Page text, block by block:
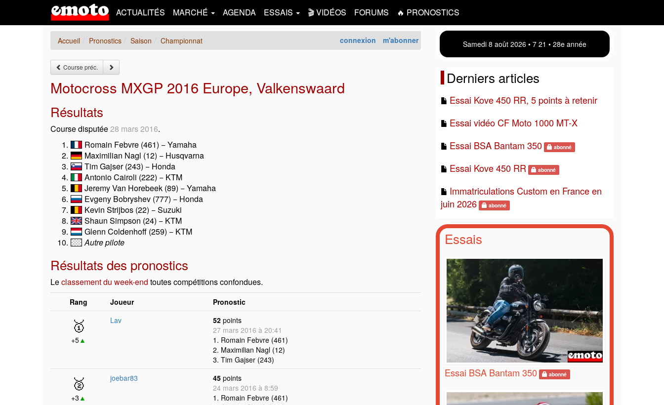
ACTUALITÉS MARCHÉ AGENDA ESSAIS 🎬 VIDÉOS FORUMS 🔥 PRONOSTICS
connexion m'abonner
Accueil Pronostics Saison Championnat
Course préc.
Motocross MXGP 2016 Europe, Valkenswaard
Résultats
Course disputée28 mars 2016.
Romain Febvre (461) − Yamaha
Maximilian Nagl (12) − Husqvarna
Tim Gajser (243) − Honda
Antonio Cairoli (222) − KTM
Jeremy Van Horebeek (89) − Yamaha
Evgeny Bobryshev (777) − Honda
Kevin Strijbos (22) − Suzuki
Shaun Simpson (24) − KTM
Glenn Coldenhoff (259) − KTM
Autre pilote
Résultats des pronostics
Leclassement du week-end toutes compétitions confondues.
Rang Joueur Pronostic
🥇
+5▲
Lav 52 points
27 mars 2016 à 20:41
1. Romain Febvre (461)
2. Maximilian Nagl (12)
3. Tim Gajser (243)
🥈
+3 ▲
joebar83 45 points
24 mars 2016 à 8:59
1. Romain Febvre (461)
Samedi 8 août 2026 • 7 21 • 28e année
Derniers articles
Essai Kove 450 RR, 5 points à retenir
Essai vidéo CF Moto 1000 MT-X
Essai BSA Bantam 350
abonné
Essai Kove 450 RR abonné
Immatriculations Custom en France en
juin 2026
abonné
Essais
Essai BSA Bantam 350 abonné